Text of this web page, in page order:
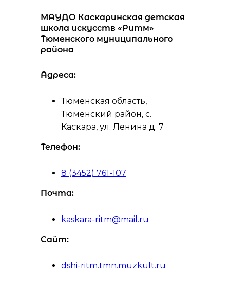
МАУДО Каскаринская детская
школа искусств «Ритм»
Тюменского муниципального
района
Адреса:
Тюменская область,
Тюменский район, с.
Каскара, ул. Ленина д. 7
Телефон:
8 (3452) 761-107
Почта:
kaskara-ritm@mail.ru
Сайт:
dshi-ritm.tmn.muzkult.ru